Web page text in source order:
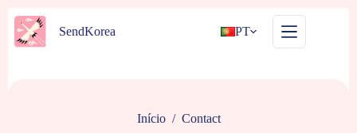
Pular
para
SendKorea PT
Início / Contact